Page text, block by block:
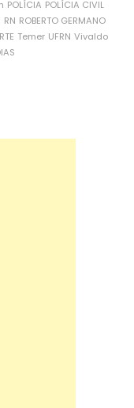
POLÍCIA POLÍCIA CIVIL
RN ROBERTO GERMANO
Temer UFRN Vivaldo